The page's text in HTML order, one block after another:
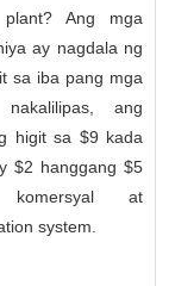
Ang mga
ay nagdala ng
sa iba pang mga
ang
higit sa $9 kada
$2 hanggang $5
at
system